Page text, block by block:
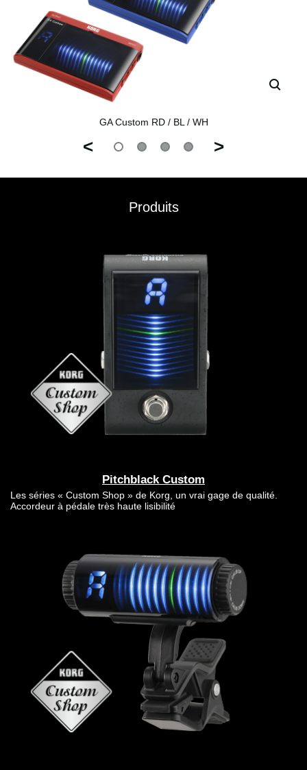
GA Custom RD / BL / WH
< >
Produits
Pitchblack Custom
Les séries « Custom Shop » de Korg, un vrai gage de qualité.
Accordeur à pédale très haute lisibilité